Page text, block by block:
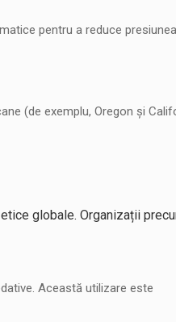
pentru a reduce presiunea
(de exemplu, Oregon și
globale. Organizații
Această utilizare este